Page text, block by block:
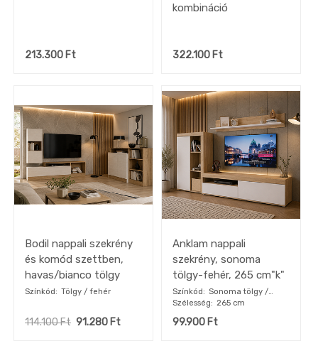
213.300 Ft
kombináció
322.100Ft
Bodil nappali szekrény
és komód szettben,
havas/bianco tölgy
Színkód Tölgy / fehér
114.100Ft 91.280Ft
Anklam nappali
szekrény, sonoma
tölgy-fehér, 265 cm"k"
Színkód
Sonoma tölgy /
fehér
Szélesség 265 cm
99.900Ft